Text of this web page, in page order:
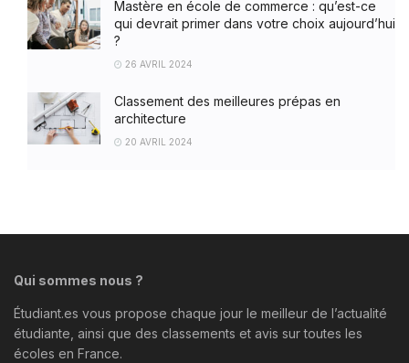
Mastère en école de commerce : qu’est-ce
qui devrait primer dans votre choix aujourd’hui
?
26 AVRIL 2024
Classement des meilleures prépas en
architecture
20 AVRIL 2024
Qui sommes nous ?
Étudiant.es vous propose chaque jour le meilleur de l’actualité
étudiante, ainsi que des classements et avis sur toutes les
écoles en France.